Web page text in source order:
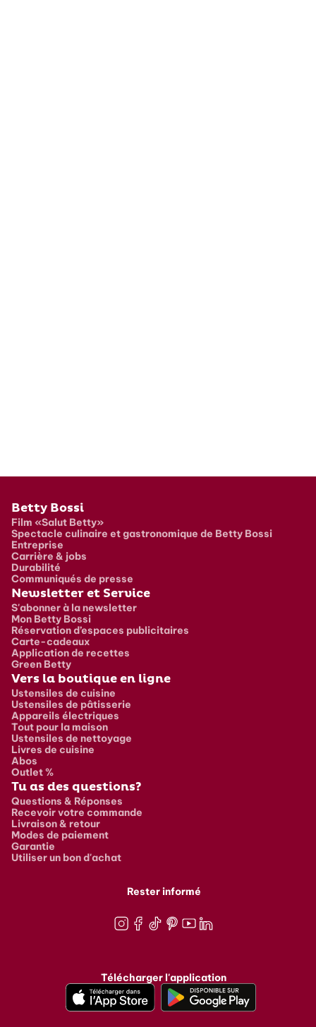
Pied de page
Betty Bossi
Film «Salut Betty»
Spectacle culinaire et gastronomique de Betty Bossi
Entreprise
Carrière & jobs
Durabilité
Communiqués de presse
Newsletter et Service
S'abonner à la newsletter
Mon Betty Bossi
Réservation d’espaces publicitaires
Carte-cadeaux
Application de recettes
Green Betty
Vers la boutique en ligne
Ustensiles de cuisine
Ustensiles de pâtisserie
Appareils électriques
Tout pour la maison
Ustensiles de nettoyage
Livres de cuisine
Abos
Outlet %
Tu as des questions?
Questions & Réponses
Recevoir votre commande
Livraison & retour
Modes de paiement
Garantie
Utiliser un bon d'achat
Rester informé
Télécharger l'application